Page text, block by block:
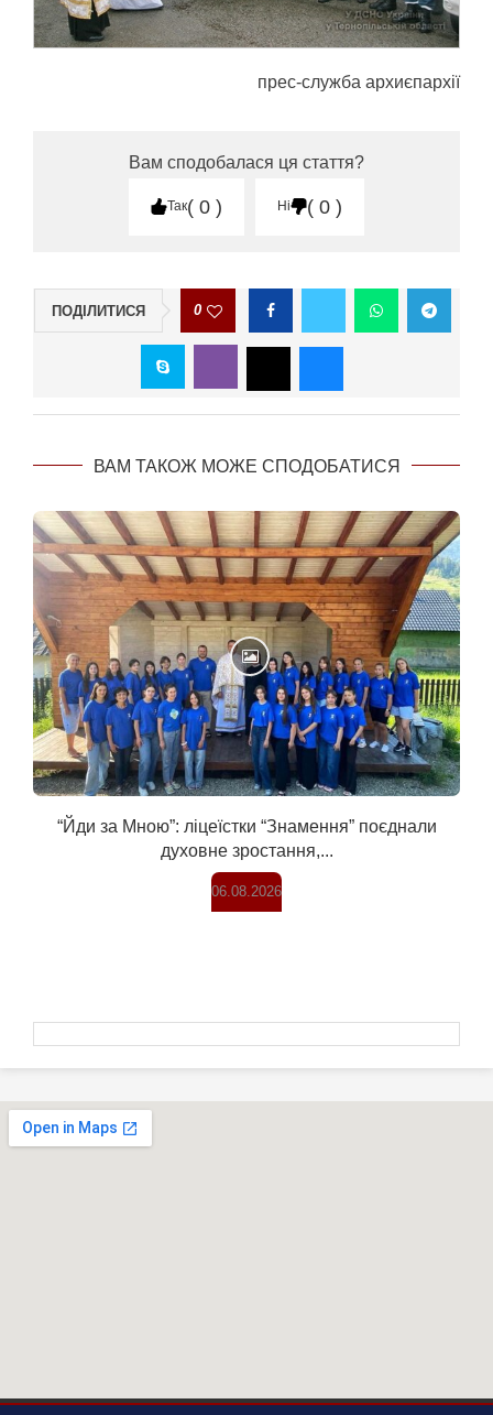
прес-служба архиєпархії
Вам сподобалася ця стаття?
Так 0 Ні 0
ПОДІЛИТИСЯ 0
ВАМ ТАКОЖ МОЖЕ СПОДОБАТИСЯ
“Йди за Мною”: ліцеїстки “Знамення” поєднали
духовне зростання,...
06.08.2026